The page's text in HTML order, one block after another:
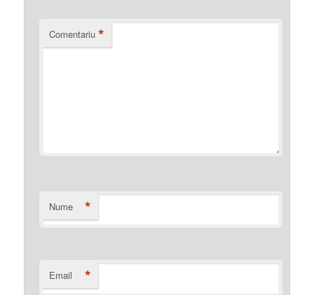
Comentariu *
Nume *
Email *